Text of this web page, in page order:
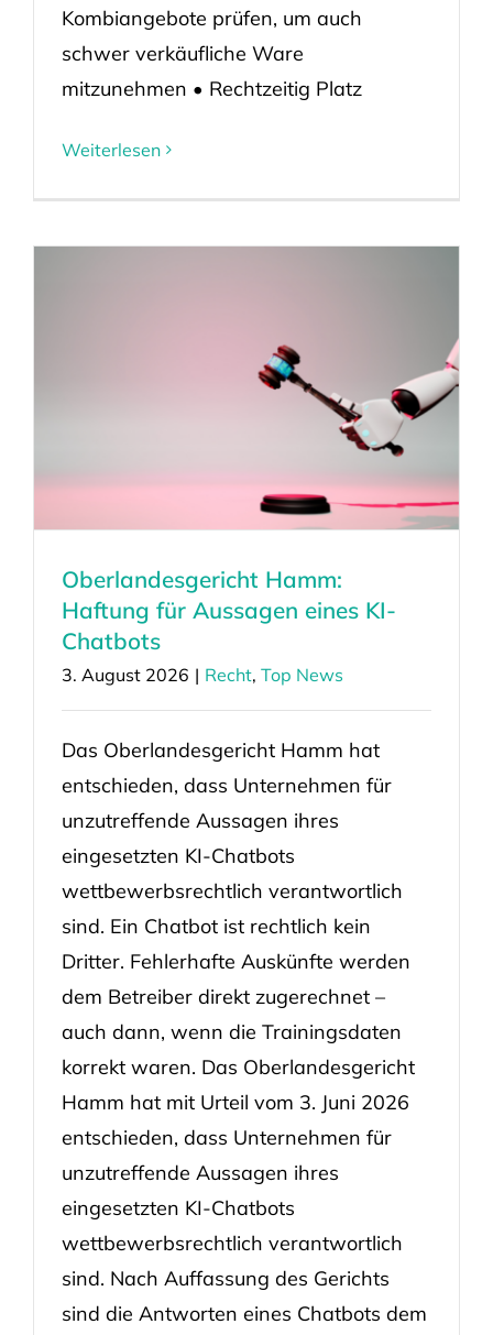
Kombiangebote prüfen, um auch
schwer verkäufliche Ware
mitzunehmen • Rechtzeitig Platz
Weiterlesen
Oberlandesgericht Hamm:
Haftung für Aussagen eines KI-
Chatbots
3. August 2026 | Recht, Top News
Das Oberlandesgericht Hamm hat
entschieden, dass Unternehmen für
unzutreffende Aussagen ihres
eingesetzten KI-Chatbots
wettbewerbsrechtlich verantwortlich
sind. Ein Chatbot ist rechtlich kein
Dritter. Fehlerhafte Auskünfte werden
dem Betreiber direkt zugerechnet –
auch dann, wenn die Trainingsdaten
korrekt waren. Das Oberlandesgericht
Hamm hat mit Urteil vom 3. Juni 2026
entschieden, dass Unternehmen für
unzutreffende Aussagen ihres
eingesetzten KI-Chatbots
wettbewerbsrechtlich verantwortlich
sind. Nach Auffassung des Gerichts
sind die Antworten eines Chatbots dem